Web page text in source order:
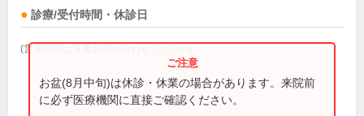
診療/受付時間・休診日
(営業時間は直接お問い合わせください)
お盆(8月中旬)は休診・休業の場合があります。来院前
に必ず医療機関に直接ご確認ください。